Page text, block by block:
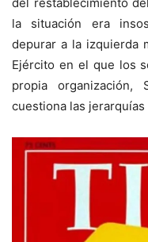
la situación era
depurar a la izquierda
Ejército en el que los
propia organización,
cuestiona las